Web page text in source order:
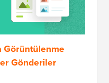
Görüntülenme
Gönderiler